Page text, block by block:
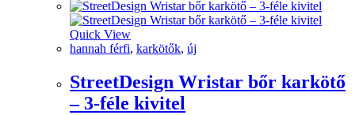
Quick View
hannah férfi, karkötők, új
StreetDesign Wristar bőr karkötő
– 3-féle kivitel